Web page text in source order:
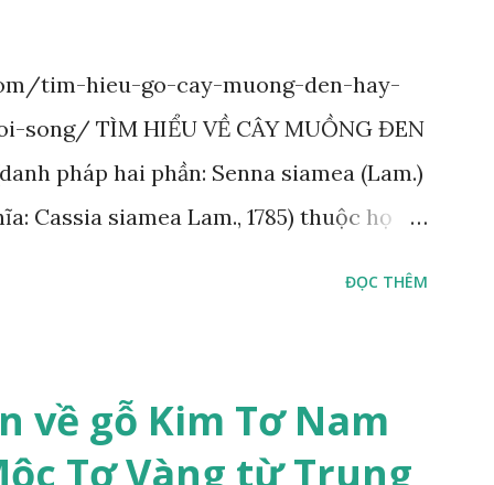
tim-hieu-go-cay-muong-den-hay-
song/ TÌM HIỂU VỀ CÂY MUỒNG ĐEN
pháp hai phần: Senna siamea (Lam.)
Cassia siamea Lam., 1785) thuộc họ
sáng; chịu hạn tốt. Cây thường xanh.
phủ lông tơ mịn. Lá kép lông chim một
ĐỌC THÊM
về gỗ Kim Tơ Nam
Tơ Vàng từ Trung